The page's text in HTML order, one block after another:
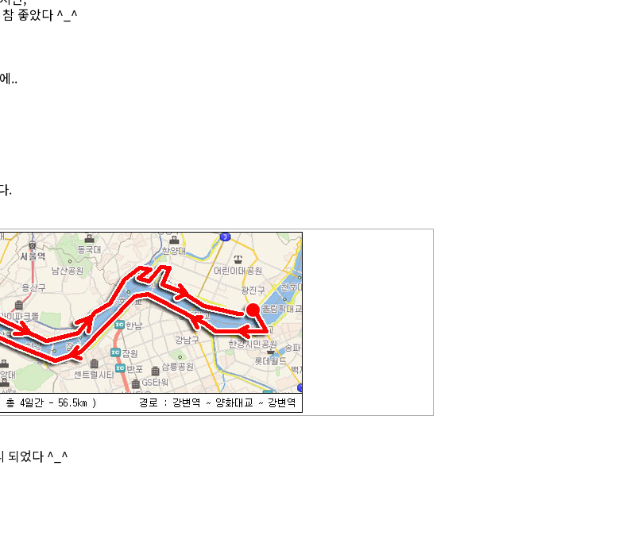
좋았다 ^_^
..
.
되었다 ^_^